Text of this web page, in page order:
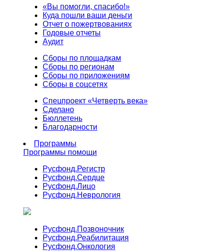
«Вы помогли, спасибо!»
Куда пошли ваши деньги
Отчет о пожертвованиях
Годовые отчеты
Аудит
Сборы по площадкам
Сборы по регионам
Сборы по приложениям
Сборы в соцсетях
Спецпроект «Четверть века»
Сделано
Бюллетень
Благодарности
Программы
Программы помощи
Русфонд.Регистр
Русфонд.Сердце
Русфонд.Лицо
Русфонд.Неврология
Русфонд.Позвоночник
Русфонд.Реабилитация
Русфонд.Онкология